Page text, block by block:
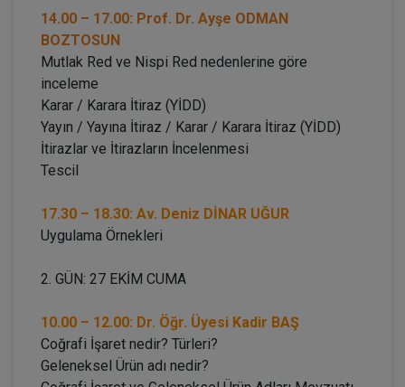
14.00 – 17.00: Prof. Dr. Ayşe ODMAN
BOZTOSUN
Mutlak Red ve Nispi Red nedenlerine göre
inceleme
Karar / Karara İtiraz (YİDD)
Yayın / Yayına İtiraz / Karar / Karara İtiraz (YİDD)
İtirazlar ve İtirazların İncelenmesi
Tescil
17.30 – 18.30: Av. Deniz DİNAR UĞUR
Uygulama Örnekleri
2. GÜN: 27 EKİM CUMA
10.00 – 12.00: Dr. Öğr. Üyesi Kadir BAŞ
Coğrafi İşaret nedir? Türleri?
Geleneksel Ürün adı nedir?